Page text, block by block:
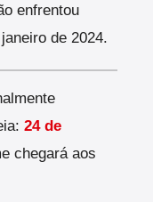
enfrentou
de 2024.
24 de
chegará aos